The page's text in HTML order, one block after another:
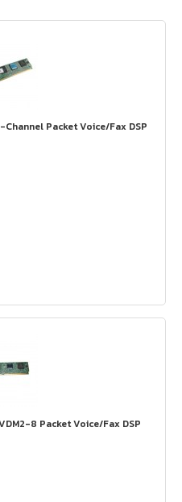
Channel Packet Voice/Fax DSP
8 Packet Voice/Fax DSP